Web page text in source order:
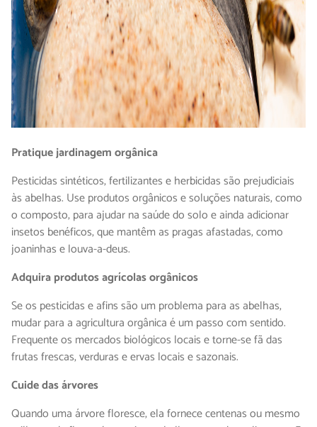
Pratique jardinagem orgânica
Pesticidas sintéticos, fertilizantes e herbicidas são prejudiciais
às abelhas. Use produtos orgânicos e soluções naturais, como
o composto, para ajudar na saúde do solo e ainda adicionar
insetos benéficos, que mantêm as pragas afastadas, como
joaninhas e louva-a-deus.
Adquira produtos agrícolas orgânicos
Se os pesticidas e afins são um problema para as abelhas,
mudar para a agricultura orgânica é um passo com sentido.
Frequente os mercados biológicos locais e torne-se fã das
frutas frescas, verduras e ervas locais e sazonais.
Cuide das árvores
Quando uma árvore floresce, ela fornece centenas ou mesmo